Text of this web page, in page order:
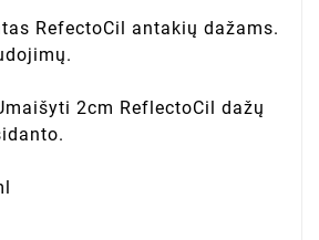
RefectoCil antakių dažams.
2cm ReflectoCil dažų